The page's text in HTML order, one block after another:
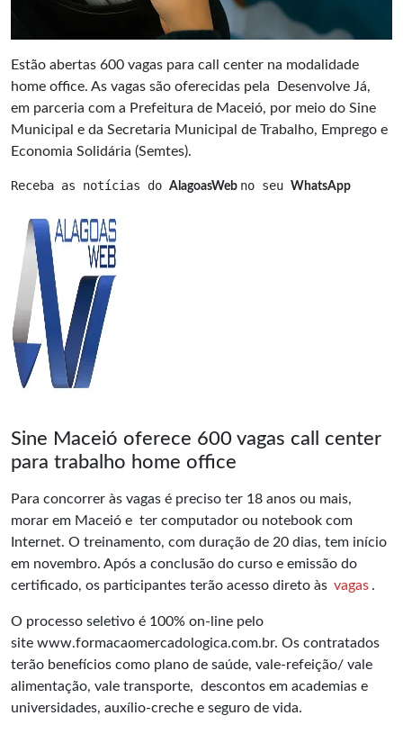
Estão abertas 600 vagas para call center na modalidade
home office. As vagas são oferecidas pela Desenvolve Já,
em parceria com a Prefeitura de Maceió, por meio do Sine
Municipal e da Secretaria Municipal de Trabalho, Emprego e
Economia Solidária (Semtes).
Receba as notícias do AlagoasWeb no seu WhatsApp
Sine Maceió oferece 600 vagas call center
para trabalho home office
Para concorrer às vagas é preciso ter 18 anos ou mais,
morar em Maceió e ter computador ou notebook com
Internet. O treinamento, com duração de 20 dias, tem início
em novembro. Após a conclusão do curso e emissão do
certificado, os participantes terão acesso direto às vagas .
O processo seletivo é 100% on-line pelo
site www.formacaomercadologica.com.br. Os contratados
terão benefícios como plano de saúde, vale-refeição/ vale
alimentação, vale transporte, descontos em academias e
universidades, auxílio-creche e seguro de vida.